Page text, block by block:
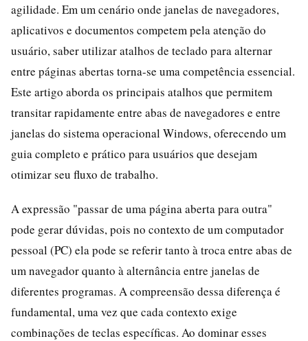
agilidade. Em um cenário onde janelas de navegadores,
aplicativos e documentos competem pela atenção do
usuário, saber utilizar atalhos de teclado para alternar
entre páginas abertas torna-se uma competência essencial.
Este artigo aborda os principais atalhos que permitem
transitar rapidamente entre abas de navegadores e entre
janelas do sistema operacional Windows, oferecendo um
guia completo e prático para usuários que desejam
otimizar seu fluxo de trabalho.
A expressão "passar de uma página aberta para outra"
pode gerar dúvidas, pois no contexto de um computador
pessoal (PC) ela pode se referir tanto à troca entre abas de
um navegador quanto à alternância entre janelas de
diferentes programas. A compreensão dessa diferença é
fundamental, uma vez que cada contexto exige
combinações de teclas específicas. Ao dominar esses